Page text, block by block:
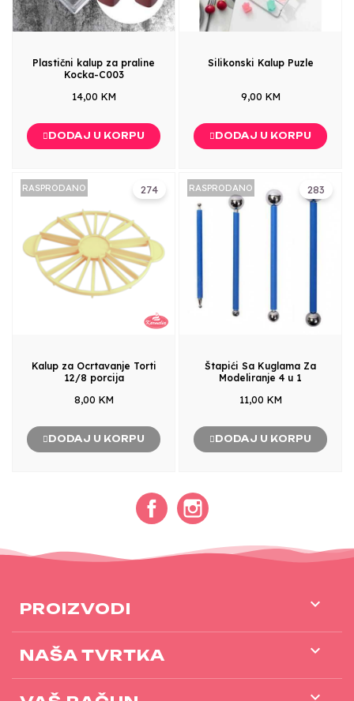
Plastični kalup za praline
Kocka-C003
14,00 KM
DODAJ U KORPU
Silikonski Kalup Puzle
9,00 KM
DODAJ U KORPU
274
RASPRODANO
Kalup za Ocrtavanje Torti
12/8 porcija
8,00 KM
DODAJ U KORPU
283
RASPRODANO
Štapići Sa Kuglama Za
Modeliranje 4 u 1
11,00 KM
DODAJ U KORPU
Facebook
PROIZVODI 
NAŠA TVRTKA 
